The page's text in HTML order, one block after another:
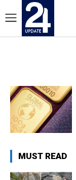
MUST READ